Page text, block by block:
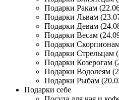
Подарки Ракам
Подарки Львам
Подарки Девам
Подарки Весам
Подарки
Подарки Стрельцам
Подарки Козерогам
Подарки Водолеям
Подарки Рыбам
Подарки себе